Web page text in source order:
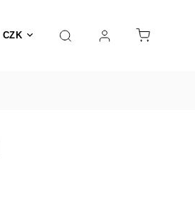
CZK
Hračky Prodejna Kontakt